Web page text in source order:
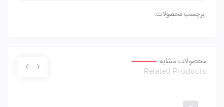
برچسب محصولات:
محصولات مشابه
Related Products
‹
›